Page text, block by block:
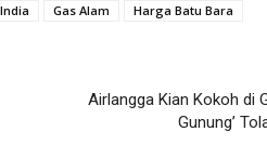
Gas Alam Harga Batu Bara
Airlangga Kian Kokoh di
Gunung’